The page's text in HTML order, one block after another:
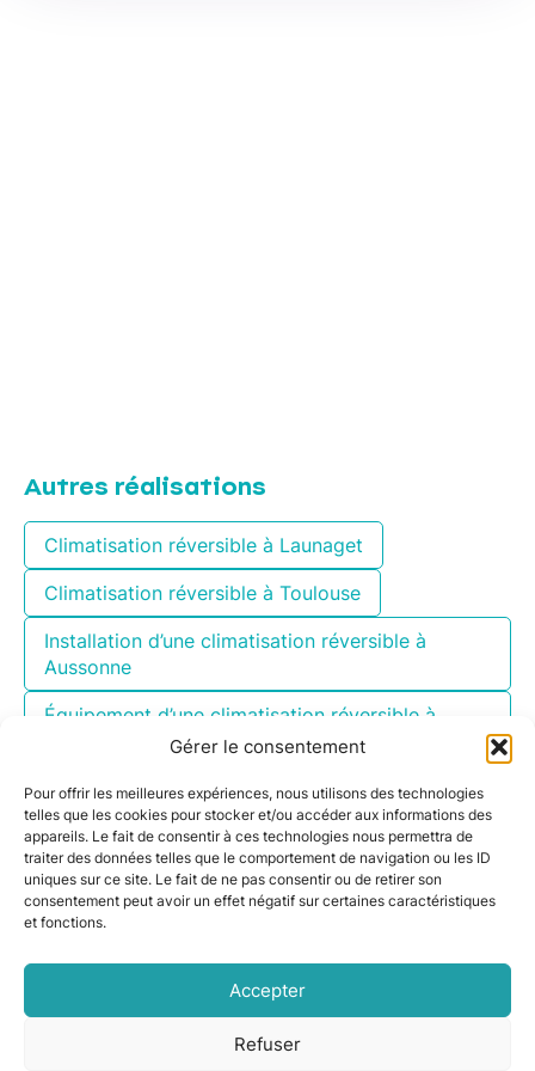
Gérer le consentement
Pour offrir les meilleures expériences, nous utilisons des technologies
telles que les cookies pour stocker et/ou accéder aux informations des
appareils. Le fait de consentir à ces technologies nous permettra de
traiter des données telles que le comportement de navigation ou les ID
uniques sur ce site. Le fait de ne pas consentir ou de retirer son
consentement peut avoir un effet négatif sur certaines caractéristiques
et fonctions.
Accepter
Refuser
Autres réalisations
Climatisation réversible à Launaget
Climatisation réversible à Toulouse
Installation d’une climatisation réversible à
Aussonne
Équipement d’une climatisation réversible à
Climatisation réversible à Rieumes
Installation d’une climatisation réversible à
Cugnaux